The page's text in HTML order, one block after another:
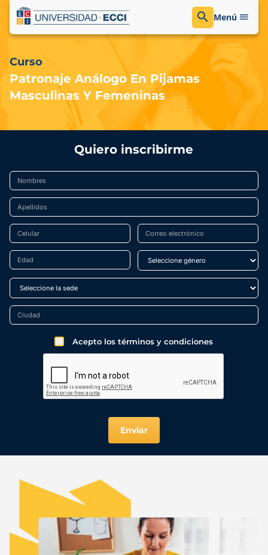
Menú
Curso
Patronaje Análogo En Pijamas
Masculinas Y Femeninas
Quiero inscribirme
Acepto los términos y condiciones
Enviar